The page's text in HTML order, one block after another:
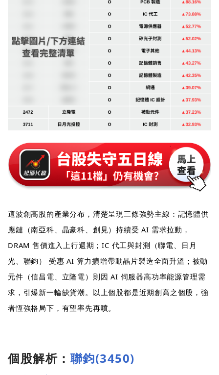
這波創高股的產業分布，清楚呈現三條強勢主線：記憶體供
應鏈（南亞科、晶豪科、創見）持續受 AI 需求拉動，
DRAM 售價進入上行週期；IC 代工與封測（聯電、日月
光、聯鈞） 受惠 AI 算力擴增帶動晶片製造全面升溫；被動
元件（信昌電、立隆電）則因 AI 伺服器高功率能源管理需
求，引爆新一輪缺貨潮。以上個股都是近期創高之個股，強
者恆強格局下，有望率先再噴。
個股解析： 聯鈞(3450)